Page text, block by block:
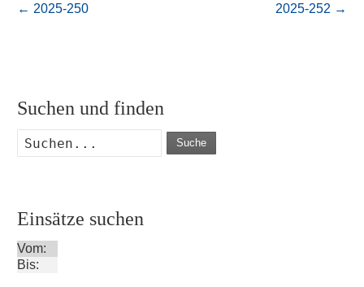
← 2025-250 2025-252 →
Suchen und finden
Suche
Einsätze suchen
Vom:
Bis: